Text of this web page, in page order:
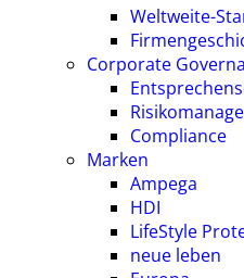
Weltweite-
Corporate
Compliance
Marken
Ampega
HDI
LifeStyle
neue leben